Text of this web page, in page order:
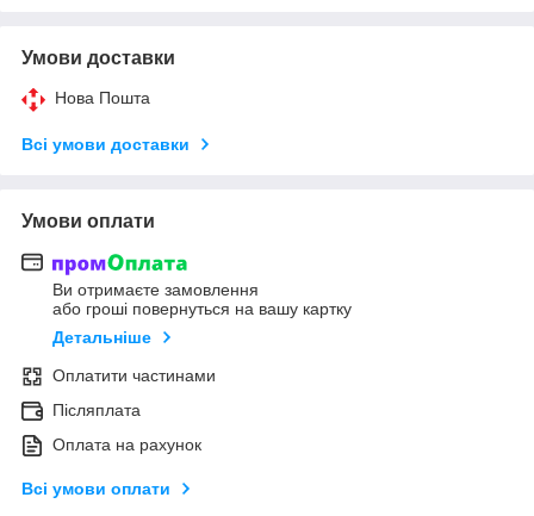
Умови доставки
Нова Пошта
Всі умови доставки
Умови оплати
Ви отримаєте замовлення
або гроші повернуться на вашу картку
Детальніше
Оплатити частинами
Післяплата
Оплата на рахунок
Всі умови оплати